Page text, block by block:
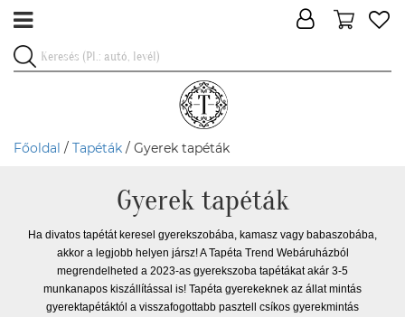
Főoldal / Tapéták / Gyerek tapéták
Gyerek tapéták
Ha divatos tapétát keresel gyerekszobába, kamasz vagy babaszobába,
akkor a legjobb helyen jársz! A Tapéta Trend Webáruházból
megrendelheted a 2023-as gyerekszoba tapétákat akár 3-5
munkanapos kiszállítással is! Tapéta gyerekeknek az állat mintás
gyerektapétáktól a visszafogottabb pasztell csíkos gyerekmintás